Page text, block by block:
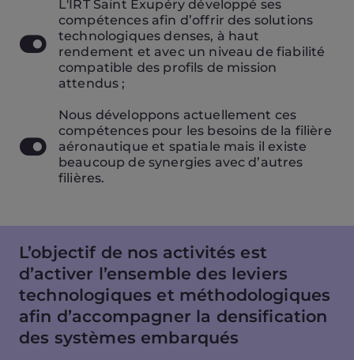
L'IRT Saint Exupéry développé ses
compétences afin d’offrir des solutions
technologiques denses, à haut
rendement et avec un niveau de fiabilité
compatible des profils de mission
attendus ;
Nous développons actuellement ces
compétences pour les besoins de la filière
aéronautique et spatiale mais il existe
beaucoup de synergies avec d’autres
filières.
L’objectif de nos activités est
d’activer l’ensemble des leviers
technologiques et méthodologiques
afin d’accompagner la densification
des systèmes embarqués